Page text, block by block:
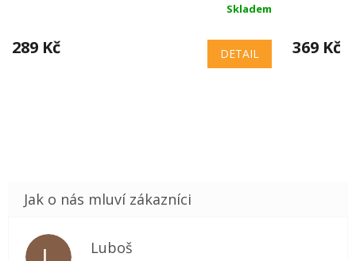
Skladem
289 Kč DETAIL 369 Kč
Luboš